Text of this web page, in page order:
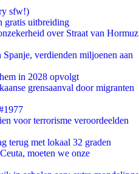
sfw!)
gratis uitbreiding
over Straat van Hormuz
verdienden miljoenen aan
in 2028 opvolgt
grensaanval door migranten
voor terrorisme veroordeelden
terug met lokaal 32 graden
moeten we onze